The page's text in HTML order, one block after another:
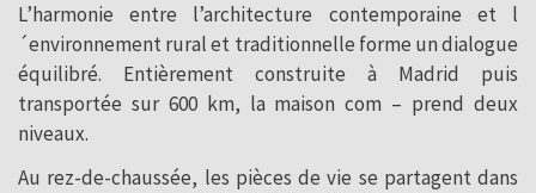
L’harmonie entre l’architecture contemporaine et l
´environnement rural et traditionnelle forme un dialogue
équilibré. Entièrement construite à Madrid puis
transportée sur 600 km, la maison com – prend deux
niveaux.
Au rez-de-chaussée, les pièces de vie se partagent dans